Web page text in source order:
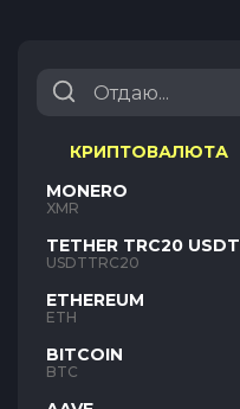
КРИПТОВАЛЮТА
MONERO
XMR
TETHER TRC20 USDT
USDTTRC20
ETHEREUM
ETH
BITCOIN
BTC